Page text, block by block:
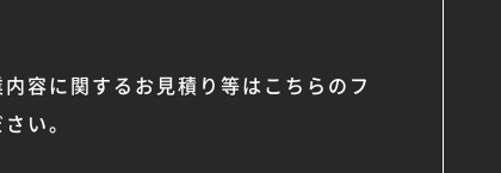
容に関するお見積り等はこちらのフ
い。